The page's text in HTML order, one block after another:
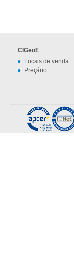
CIGeoE
Locais de venda
Preçário